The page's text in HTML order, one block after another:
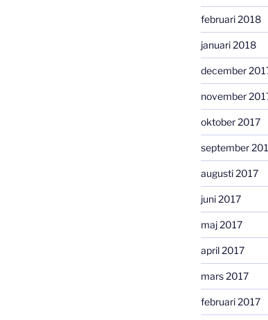
februari 2018
januari 2018
december
november
oktober 2017
september
augusti 2017
juni 2017
maj 2017
april 2017
mars 2017
februari 2017